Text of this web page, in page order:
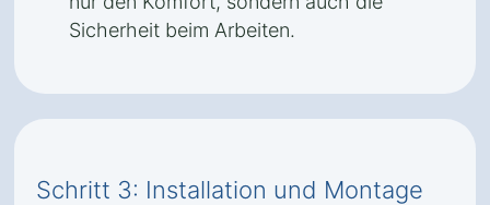
Sicherheit beim Arbeiten.
Schritt 3: Installation und Montage